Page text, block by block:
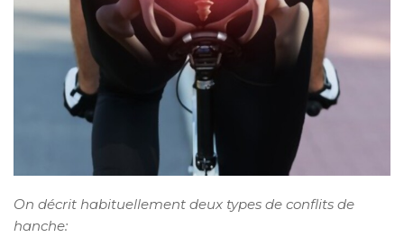
On décrit habituellement deux types de conflits de
hanche: